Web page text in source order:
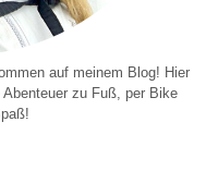
auf meinem Blog! Hier
zu Fuß, per Bike